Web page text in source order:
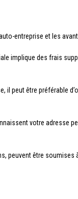
entreprise et les
implique des frais
il peut être préférable
votre adresse
peuvent être soumises